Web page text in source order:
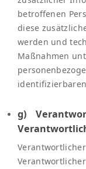
betroffenen
diese
werden und
Maßnahmen
g)